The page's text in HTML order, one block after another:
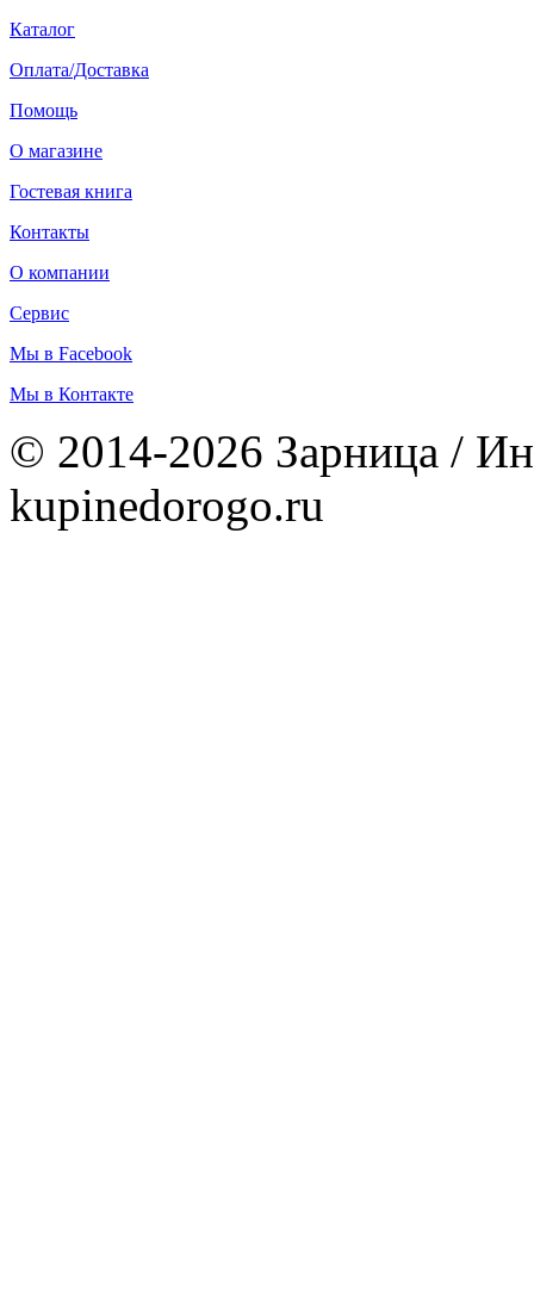
Каталог
Оплата/Доставка
Помощь
О магазине
Гостевая книга
Контакты
О компании
Сервис
Мы в Facebook
Мы в Контакте
© 2014-2026 Зарница /
kupinedorogo.ru